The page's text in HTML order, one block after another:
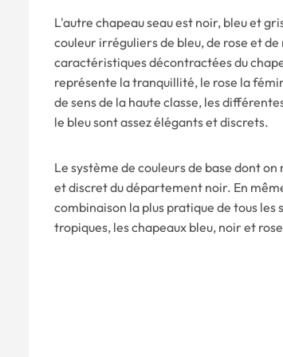
L'autre chapeau seau est noir, bleu et
couleur irréguliers de bleu, de rose et
caractéristiques décontractées du
représente la tranquillité, le rose la
de sens de la haute classe, les
le bleu sont assez élégants et discrets.
Le système de couleurs de base dont
et discret du département noir. En
combinaison la plus pratique de tous les
tropiques, les chapeaux bleu, noir et